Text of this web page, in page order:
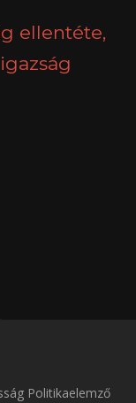
ellentéte,
Politikaelemző